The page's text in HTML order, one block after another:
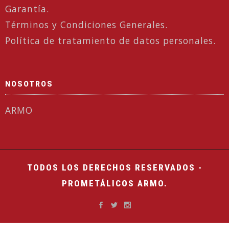
Garantía.
Términos y Condiciones Generales.
Política de tratamiento de datos personales.
NOSOTROS
ARMO
TODOS LOS DERECHOS RESERVADOS -
PROMETÁLICOS ARMO.